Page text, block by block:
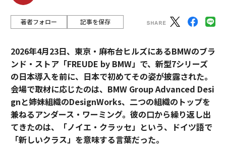
著者フォロー 記事を保存
2026年4月23日、東京・麻布台ヒルズにあるBMWのブラ
ンド・ストア「FREUDE by BMW」で、新型7シリーズ
の日本導入を前に、日本で初めてその姿が披露された。
会場で取材に応じたのは、BMW Group Advanced Desi
gnと姉妹組織のDesignWorks、二つの組織のトップを
兼ねるアンダース・ワーミング。彼の口から繰り返し出
てきたのは、「ノイエ・クラッセ」という、ドイツ語で
「新しいクラス」を意味する言葉だった。